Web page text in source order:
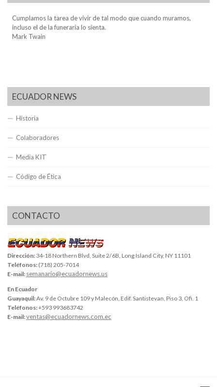
Cumplamos la tarea de vivir de tal modo que cuando muramos,
incluso el de la funeraria lo sienta.
Mark Twain
ECUADOR NEWS
Historia
Colaboradores
Media KIT
Código de Ética
CONTACTO
Dirección: 34-18 Northern Blvd, Suite 2/6B, Long Island City, NY 11101
Teléfonos: (718) 205-7014
E-mail: semanario@ecuadornews.us
En Ecuador
Guayaquil:Av. 9 de Octubre 109 y Malecón, Edif. Santistevan, Piso 3, Ofi. 1
Teléfonos:+593 993683742
E-mail:ventas@ecuadornews.com.ec